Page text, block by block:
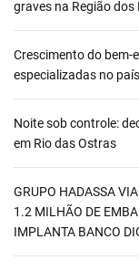
graves na Região dos
Crescimento do
especializadas no país
Noite sob controle:
em Rio das Ostras
GRUPO HADASSA
1.2 MILHÃO DE
IMPLANTA BANCO